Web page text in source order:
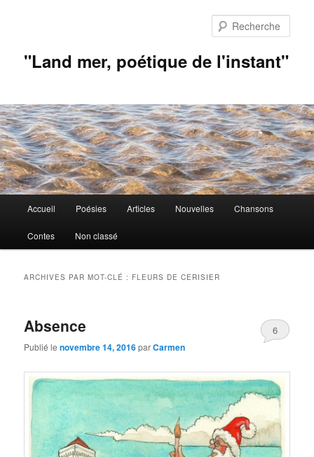
"Land mer, poétique de l'instant"
principal
Accueil Poésies Articles Nouvelles Chansons
Contes Non classé
ARCHIVES PAR MOT-CLÉ : FLEURS DE CERISIER
Absence
Publié lenovembre 14, 2016parCarmen
6